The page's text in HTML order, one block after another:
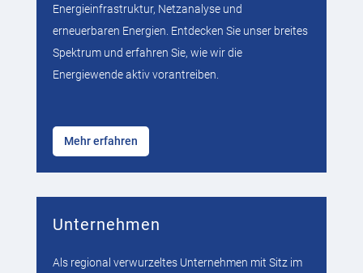
Energieinfrastruktur, Netzanalyse und
erneuerbaren Energien. Entdecken Sie unser breites
Spektrum und erfahren Sie, wie wir die
Energiewende aktiv vorantreiben.
Mehr erfahren
Unternehmen
Als regional verwurzeltes Unternehmen mit Sitz im